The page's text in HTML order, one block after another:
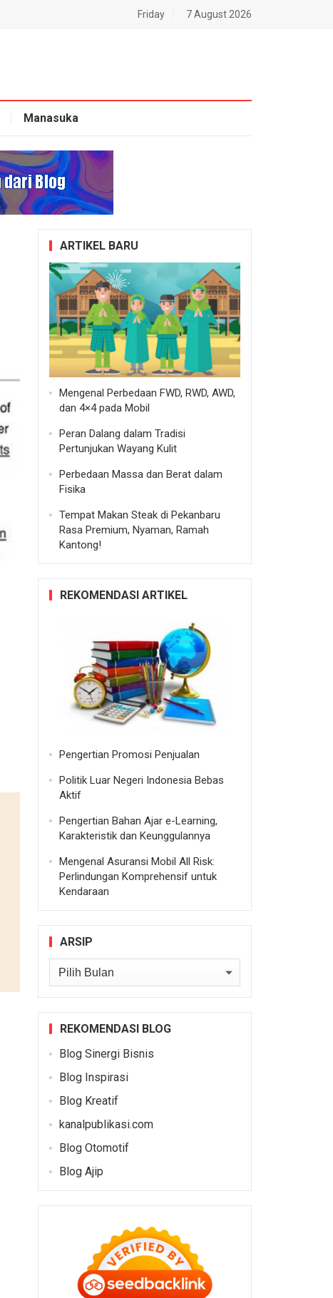
Friday 7 August 2026
Manasuka
ARTIKEL BARU
Mengenal Perbedaan FWD, RWD, AWD,
dan 4×4 pada Mobil
Peran Dalang dalam Tradisi
Pertunjukan Wayang Kulit
Perbedaan Massa dan Berat dalam
Fisika
Tempat Makan Steak di Pekanbaru
Rasa Premium, Nyaman, Ramah
Kantong!
REKOMENDASI ARTIKEL
Pengertian Promosi Penjualan
Politik Luar Negeri Indonesia Bebas
Aktif
Pengertian Bahan Ajar e-Learning,
Karakteristik dan Keunggulannya
Mengenal Asuransi Mobil All Risk:
Perlindungan Komprehensif untuk
Kendaraan
ARSIP
Arsip
REKOMENDASI BLOG
Blog Sinergi Bisnis
Blog Inspirasi
Blog Kreatif
kanalpublikasi.com
Blog Otomotif
Blog Ajip